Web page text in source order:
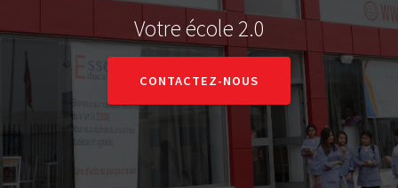
Votre école 2.0
CONTACTEZ-NOUS